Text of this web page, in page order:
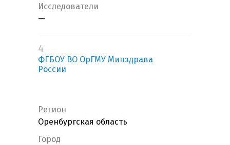
Исследователи
—
4
ФГБОУ ВО ОрГМУ Минздрава
России
Регион
Оренбургская область
Город